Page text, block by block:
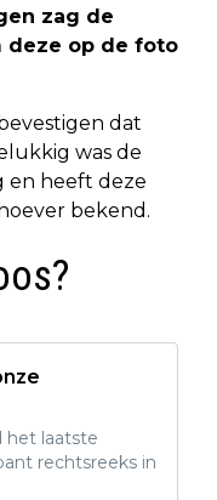
zag de
deze op de foto
dat
was de
en heeft deze
bekend.
het laatste
rechtsreeks in